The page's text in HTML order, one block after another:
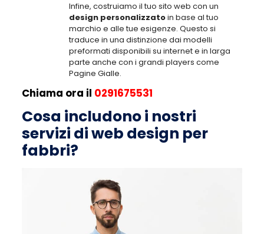
Infine, costruiamo il tuo sito web con un
design personalizzatoin base al tuo
marchio e alle tue esigenze. Questo si
traduce in una distinzione dai modelli
preformati disponibili su internet e in larga
parte anche con i grandi players come
Pagine Gialle.
Chiama ora il 0291675531
Cosa includono i nostri
servizi di web design per
fabbri?